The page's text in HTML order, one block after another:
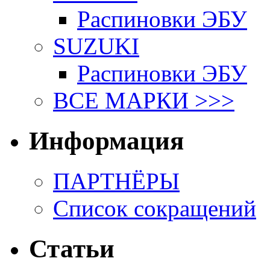
Распиновки ЭБУ
SUZUKI
Распиновки ЭБУ
ВСЕ МАРКИ >>>
Информация
ПАРТНЁРЫ
Список сокращений
Статьи